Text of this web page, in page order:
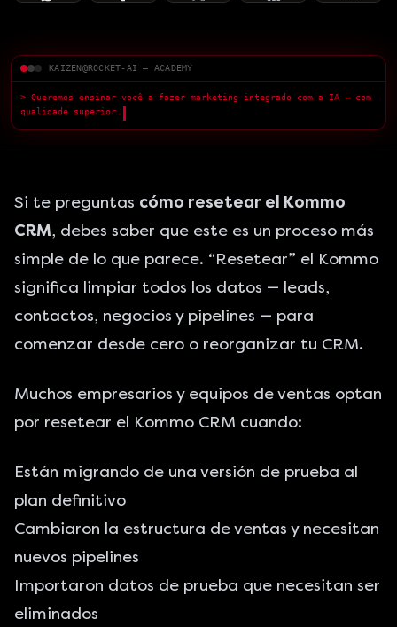
KAIZEN@ROCKET-AI — ACADEMY
> Queremos ensinar você a fazer marketing integrado com a IA — com
qualidade superior.
Si te preguntas cómo resetear el Kommo
CRM, debes saber que este es un proceso más
simple de lo que parece. “Resetear” el Kommo
significa limpiar todos los datos — leads,
contactos, negocios y pipelines — para
comenzar desde cero o reorganizar tu CRM.
Muchos empresarios y equipos de ventas optan
por resetear el Kommo CRM cuando:
Están migrando de una versión de prueba al
plan definitivo
Cambiaron la estructura de ventas y necesitan
nuevos pipelines
Importaron datos de prueba que necesitan ser
eliminados